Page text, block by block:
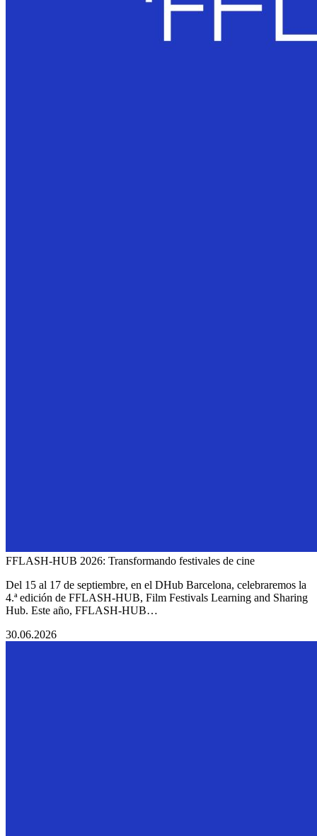
FFLASH-HUB 2026: Transformando festivales de cine
Del 15 al 17 de septiembre, en el DHub Barcelona, celebraremos la
4.ª edición de FFLASH-HUB, Film Festivals Learning and Sharing
Hub. Este año, FFLASH-HUB…
30.06.2026